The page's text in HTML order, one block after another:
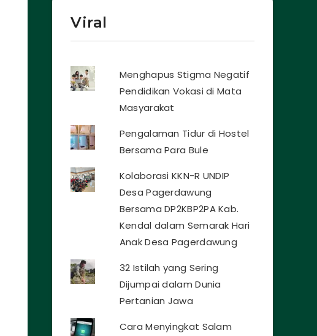
Viral
Menghapus Stigma Negatif
Pendidikan Vokasi di Mata
Masyarakat
Pengalaman Tidur di Hostel
Bersama Para Bule
Kolaborasi KKN-R UNDIP
Desa Pagerdawung
Bersama DP2KBP2PA Kab.
Kendal dalam Semarak Hari
Anak Desa Pagerdawung
32 Istilah yang Sering
Dijumpai dalam Dunia
Pertanian Jawa
Cara Menyingkat Salam